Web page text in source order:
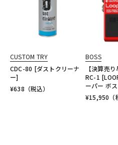
CUSTOM TRY
CDC-80 [ダストクリーナ
ー]
¥638 （税込）
BOSS
【決算売
RC-1
ーパー ボス
¥15,950